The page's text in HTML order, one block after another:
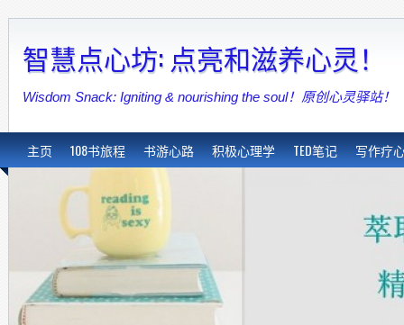
智慧点心坊: 点亮和滋养心灵！
Wisdom Snack: Igniting & nourishing the soul！原创心灵驿站！
主页 108书旅程 书游心路 积极心理学 TED笔记 写作疗